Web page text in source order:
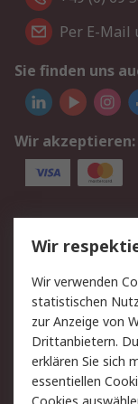
Per E-
Sie finden uns
Wir akzeptieren:
Service
Value Added
Hilfe
Rechtliches
AGB
Wir
Wir verwenden
statistischen
zur Anzeige von
Drittanbietern.
erklären Sie sich
essentiellen